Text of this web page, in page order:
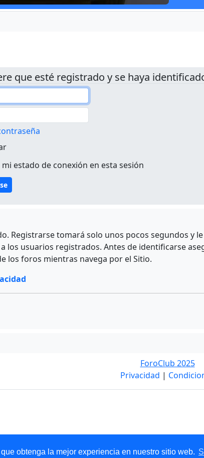
obtenga la mejor experiencia en nuestro sitio web.
que esté registrado y se haya
estado de conexión en esta sesión
Registrarse tomará solo unos pocos segundos y
los usuarios registrados. Antes de identificarse
los foros mientras navega por el Sitio.
ForoClub 2025
Privacidad |